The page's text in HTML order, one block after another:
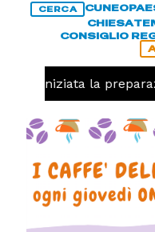
CERCA CUNEO
CHIESA
CONSIGLIO
iniziata la